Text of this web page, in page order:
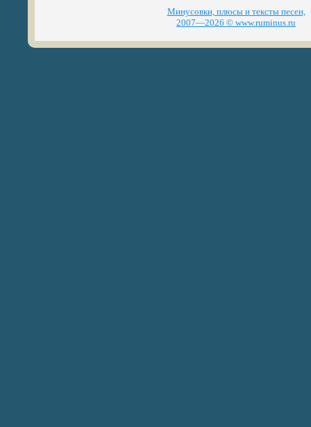
Минусовки, плюсы и тексты песен,
2007—2026 © www.ruminus.ru